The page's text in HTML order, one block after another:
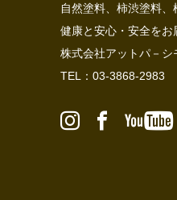
自然塗料、柿渋塗料
健康と安心・安全をお
株式会社アットパ－シ
TEL：03-3868-2983